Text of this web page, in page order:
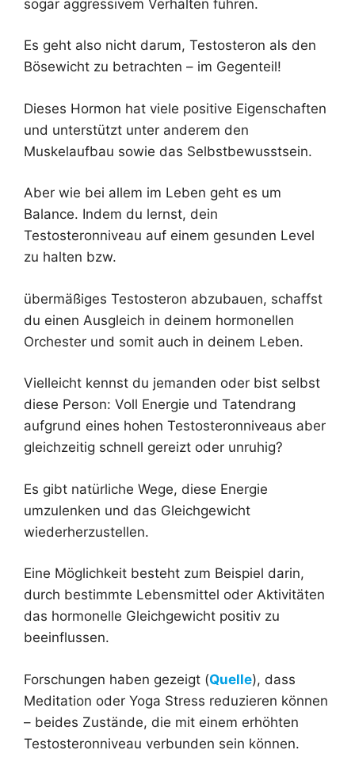
sogar aggressivem Verhalten führen.
Es geht also nicht darum, Testosteron als den
Bösewicht zu betrachten – im Gegenteil!
Dieses Hormon hat viele positive Eigenschaften
und unterstützt unter anderem den
Muskelaufbau sowie das Selbstbewusstsein.
Aber wie bei allem im Leben geht es um
Balance. Indem du lernst, dein
Testosteronniveau auf einem gesunden Level
zu halten bzw.
übermäßiges Testosteron abzubauen, schaffst
du einen Ausgleich in deinem hormonellen
Orchester und somit auch in deinem Leben.
Vielleicht kennst du jemanden oder bist selbst
diese Person: Voll Energie und Tatendrang
aufgrund eines hohen Testosteronniveaus aber
gleichzeitig schnell gereizt oder unruhig?
Es gibt natürliche Wege, diese Energie
umzulenken und das Gleichgewicht
wiederherzustellen.
Eine Möglichkeit besteht zum Beispiel darin,
durch bestimmte Lebensmittel oder Aktivitäten
das hormonelle Gleichgewicht positiv zu
beeinflussen.
Forschungen haben gezeigt (Quelle), dass
Meditation oder Yoga Stress reduzieren können
– beides Zustände, die mit einem erhöhten
Testosteronniveau verbunden sein können.